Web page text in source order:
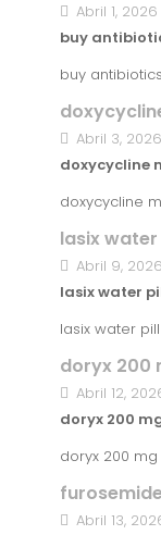
Abril 1,
buy
buy
Abril 3,
doxycycline
doxycycline
lasix
Abril 9,
lasix water
lasix water
doryx 200
Abril 12,
doryx 200
doryx 200
Abril 13,